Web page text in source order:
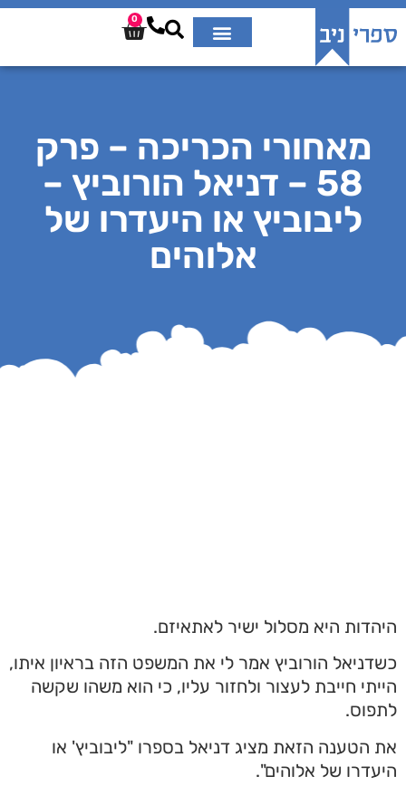
0
מאחורי הכריכה – פרק
58 – דניאל הורוביץ –
ליבוביץ או היעדרו של
אלוהים
היהדות היא מסלול ישיר לאתאיזם.
כשדניאל הורוביץ אמר לי את המשפט הזה בראיון איתו,
הייתי חייבת לעצור ולחזור עליו, כי הוא משהו שקשה
לתפוס.
את הטענה הזאת מציג דניאל בספרו "ליבוביץ' או
היעדרו של אלוהים".